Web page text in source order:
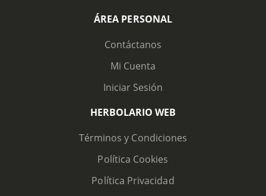
ÁREA PERSONAL
Contáctanos
Mi Cuenta
Iniciar Sesión
HERBOLARIO WEB
Términos y Condiciones
Política Cookies
Política Privacidad